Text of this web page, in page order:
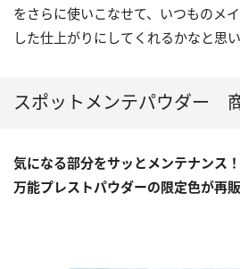
をさらに使いこなせて、いつものメ
した仕上がりにしてくれるかなと思
スポットメンテパウダー
気になる部分をサッとメンテナンス！
万能プレストパウダーの限定色が再販